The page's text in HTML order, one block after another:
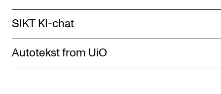
SIKT KI-chat
Autotekst from UiO